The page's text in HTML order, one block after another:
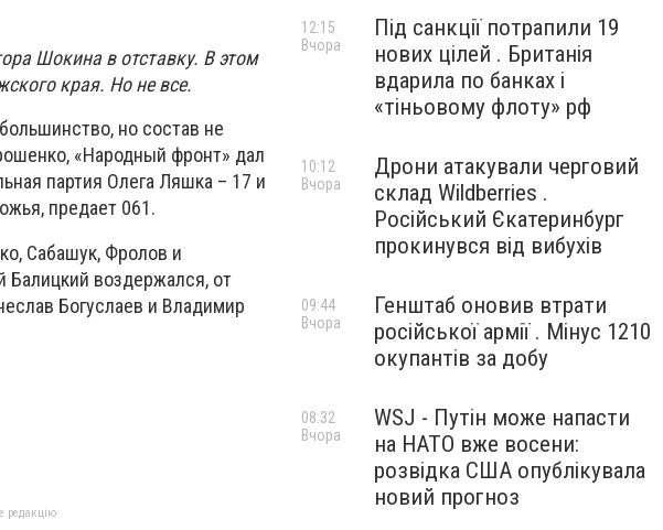
Шокина в отставку. В этом
края. Но не все.
но состав не
«Народный фронт» дал
партия Олега Ляшка – 17 и
предает 061.
Сабашук, Фролов и
Балицкий воздержался, от
Богуслаев и Владимир
редакцію
Під санкції потрапили 19
нових цілей . Британія
вдарила по банках і
«тіньовому флоту» рф
12:15
Вчора
Дрони атакували черговий
склад Wildberries .
Російський Єкатеринбург
прокинувся від вибухів
10:12
Вчора
Генштаб оновив втрати
російської армії . Мінус 1210
окупантів за добу
09:44
Вчора
WSJ - Путін може напасти
на НАТО вже восени:
розвідка США опублікувала
новий прогноз
08:32
Вчора